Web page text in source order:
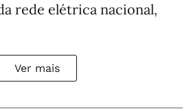
rede elétrica nacional,
Ver mais